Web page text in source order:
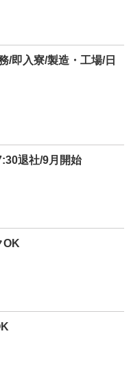
/即入寮/製造・工場/日
退社/9月開始
OK